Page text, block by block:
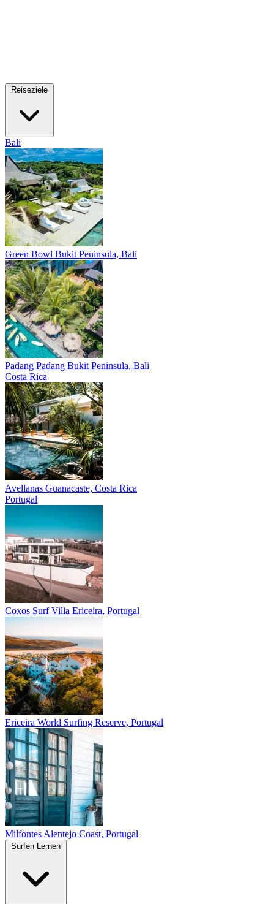
Bali
Green Bowl Bukit Peninsula, Bali
Padang Padang Bukit Peninsula, Bali
Costa Rica
Avellanas Guanacaste, Costa Rica
Portugal
Coxos Surf Villa Ericeira, Portugal
Ericeira World Surfing Reserve, Portugal
Milfontes Alentejo Coast, Portugal